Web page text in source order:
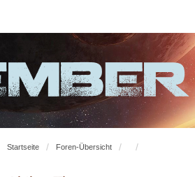
Startseite Foren-Übersicht